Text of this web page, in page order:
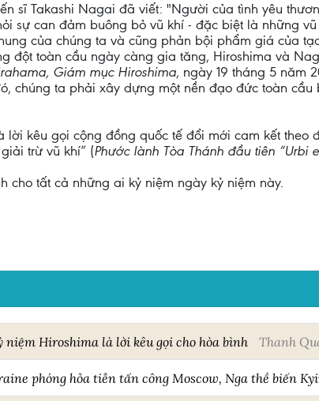
sĩ Takashi Nagai đã viết: "Người của tình yêu
sự can đảm buông bỏ vũ khí - đặc biệt là những
của chúng ta và cũng phản bội phẩm giá của
đột toàn cầu ngày càng gia tăng, Hiroshima và
Giám mục Hiroshima, ngày 19 tháng 5 năm
chúng ta phải xây dựng một nền đạo đức toàn
lời kêu gọi cộng đồng quốc tế đổi mới cam kết
trừ vũ khí” (Phước lành Tòa Thánh đầu tiên “Urbi
cho tất cả những ai kỷ niệm ngày kỷ niệm này.
niệm Hiroshima là lời kêu gọi cho hòa bình Thanh
phóng hỏa tiễn tấn công Moscow, Nga thề biến